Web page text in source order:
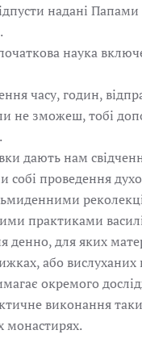
надані
наука
часу, годин,
не зможеш, тобі
дають нам
собі проведення
практиками
денно, для яких
або вислуханих
окремого
виконання
монастирях.